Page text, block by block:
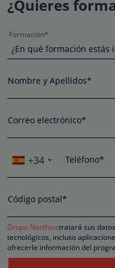
¿Quieres
Formación*
Nombre y Apellidos*
Correo electrónico*
+34 Teléfono*
Código postal*
Grupo Northiustratará sus
tecnológicos, incluso
ofrecerle información del
directamente relacionados con